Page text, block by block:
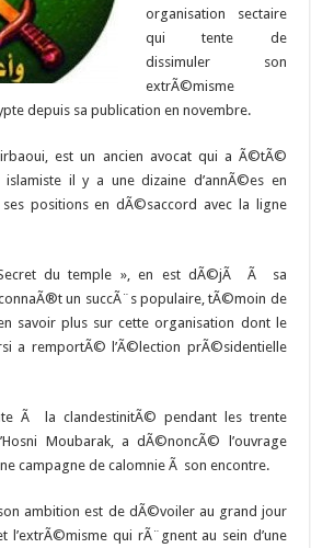
organisation sectaire
qui tente de
dissimuler son
extrÃ©misme
depuis sa publication en novembre.
est un ancien avocat qui a Ã©tÃ©
il y a une dizaine d’annÃ©es en
positions en dÃ©saccord avec la ligne
Secret du temple », en est dÃ©jÃ Ã sa
un succÃ¨s populaire, tÃ©moin de
savoir plus sur cette organisation dont le
a remportÃ© l’Ã©lection prÃ©sidentielle
Ã la clandestinitÃ© pendant les trente
Moubarak, a dÃ©noncÃ© l’ouvrage
campagne de calomnie Ã son encontre.
ambition est de dÃ©voiler au grand jour
l’extrÃ©misme qui rÃ¨gnent au sein d’une